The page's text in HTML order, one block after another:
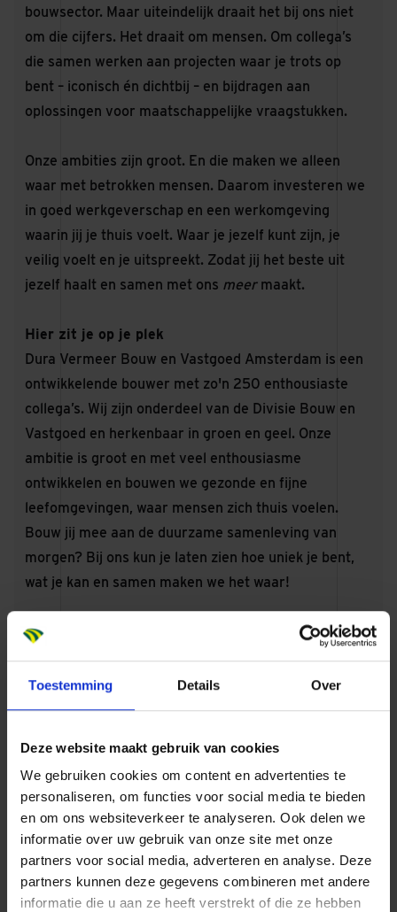
Toestemming Details Over
Deze website maakt gebruik van cookies
We gebruiken cookies om content en advertenties te
personaliseren, om functies voor social media te bieden
en om ons websiteverkeer te analyseren. Ook delen we
informatie over uw gebruik van onze site met onze
partners voor social media, adverteren en analyse. Deze
partners kunnen deze gegevens combineren met andere
informatie die u aan ze heeft verstrekt of die ze hebben
bouwsector. Maar uiteindelijk draait het bij ons niet
om die cijfers. Het draait om mensen. Om collega’s
die samen werken aan projecten waar je trots op
bent – iconisch én dichtbij – en bijdragen aan
oplossingen voor maatschappelijke vraagstukken.
Onze ambities zijn groot. En die maken we alleen
waar met betrokken mensen. Daarom investeren we
in goed werkgeverschap en een werkomgeving
waarin jij je thuis voelt. Waar je jezelf kunt zijn, je
veilig voelt en je uitspreekt. Zodat jij het beste uit
jezelf haalt en samen met ons meermaakt.
Hier zit je op je plek
Dura Vermeer Bouw en Vastgoed Amsterdam is een
ontwikkelende bouwer met zo'n 250 enthousiaste
collega’s. Wij zijn onderdeel van de Divisie Bouw en
Vastgoed en herkenbaar in groen en geel. Onze
ambitie is groot en met veel enthousiasme
ontwikkelen en bouwen we gezonde en fijne
leefomgevingen, waar mensen zich thuis voelen.
Bouw jij mee aan de duurzame samenleving van
morgen? Bij ons kun je laten zien hoe uniek je bent,
wat je kan en samen maken we het waar!
We zoeken nieuwe collega’s die de mouwen
heersende no-nonsense-mentaliteit realiseren we
misschien wel de meest dynamische van Nederland.
De concurrentie is groot en de projecten zijn divers
en complex. Hierdoor worden wij continu uitgedaagd
om het beste uit onszelf te halen binnen al onze
vakgebieden: gebiedsontwikkeling, woningbouw,
utiliteitsbouw, renovatie en transformatie.